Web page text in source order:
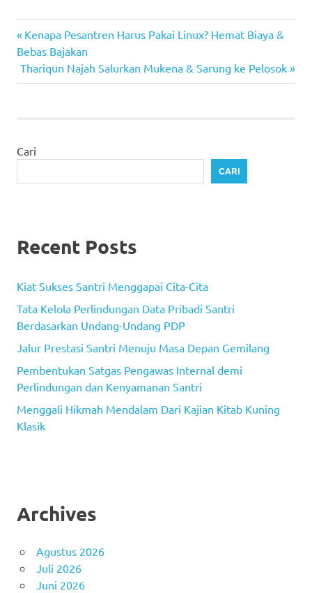
Navigasi
pos
Previous
Post:
Kenapa Pesantren Harus Pakai Linux? Hemat Biaya &
Bebas Bajakan
Next
Post:
Thariqun Najah Salurkan Mukena & Sarung ke Pelosok
Cari
CARI
Recent Posts
Kiat Sukses Santri Menggapai Cita-Cita
Tata Kelola Perlindungan Data Pribadi Santri
Berdasarkan Undang-Undang PDP
Jalur Prestasi Santri Menuju Masa Depan Gemilang
Pembentukan Satgas Pengawas Internal demi
Perlindungan dan Kenyamanan Santri
Menggali Hikmah Mendalam Dari Kajian Kitab Kuning
Klasik
Archives
Agustus 2026
Juli 2026
Juni 2026